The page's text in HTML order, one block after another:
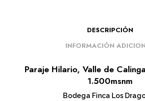
DESCRIPCIÓN
INFORMACIÓN
Paraje Hilario, Valle de
1.500msnm
Bodega Finca Los